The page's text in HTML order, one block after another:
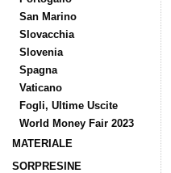
San Marino
Slovacchia
Slovenia
Spagna
Vaticano
Fogli, Ultime Uscite
World Money Fair 2023
MATERIALE
SORPRESINE